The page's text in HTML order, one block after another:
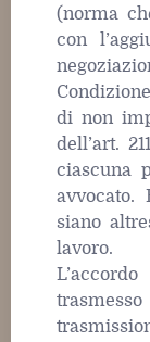
(norma
con
di non
dell’art.
ciascuna
avvocato.
siano
lavoro.